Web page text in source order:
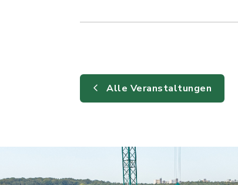
Alle Veranstaltungen